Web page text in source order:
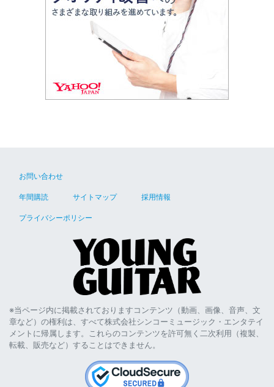
お問い合わせ
年間購読 サイトマップ 採用情報
プライバシーポリシー
※当ページ内に掲載されておりますコンテンツ（動画、画像、音声、文
章など）の権利は、すべて株式会社シンコーミュージック・エンタテイ
メントに帰属します。これらのコンテンツを許可無く二次利用（複製、
転載、販売など）することはできません。